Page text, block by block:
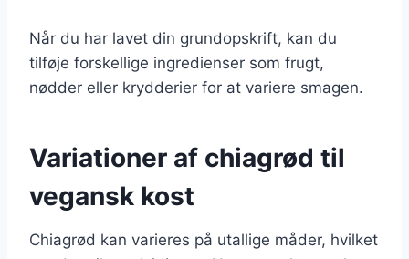
Når du har lavet din grundopskrift, kan du
tilføje forskellige ingredienser som frugt,
nødder eller krydderier for at variere smagen.
Variationer af chiagrød til
vegansk kost
Chiagrød kan varieres på utallige måder, hvilket